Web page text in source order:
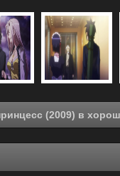
Смотреть онлайн